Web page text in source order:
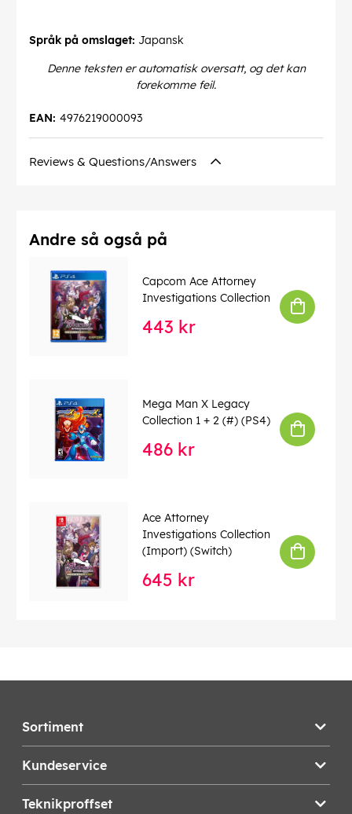
Språk på omslaget: Japansk
Denne teksten er automatisk oversatt, og det kan
forekomme feil.
4976219000093
EAN:
Reviews & Questions/Answers
Andre så også på
Capcom Ace Attorney
Investigations Collection
443 kr
Mega Man X Legacy
Collection 1 + 2 (#) (PS4)
486 kr
Ace Attorney
Investigations Collection
(Import) (Switch)
645 kr
Sortiment
Kundeservice
Teknikproffset